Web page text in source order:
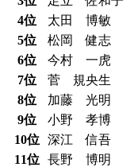
4位
太田 博敏
5位
松岡 健志
6位
今村 一虎
7位
菅 規央生
8位
加藤 光明
9位
小野 孝博
10位
深江 信吾
11位
長野 博明